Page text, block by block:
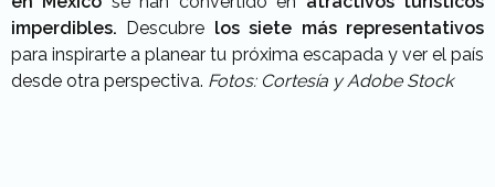
imperdibles. Descubre los siete más representativos
para inspirarte a planear tu próxima escapada y ver el país
desde otra perspectiva. Fotos: Cortesía y Adobe Stock